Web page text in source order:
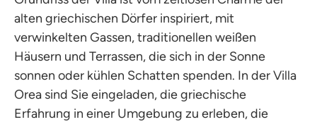
alten griechischen Dörfer inspiriert, mit
verwinkelten Gassen, traditionellen weißen
Häusern und Terrassen, die sich in der Sonne
sonnen oder kühlen Schatten spenden. In der Villa
Orea sind Sie eingeladen, die griechische
Erfahrung in einer Umgebung zu erleben, die